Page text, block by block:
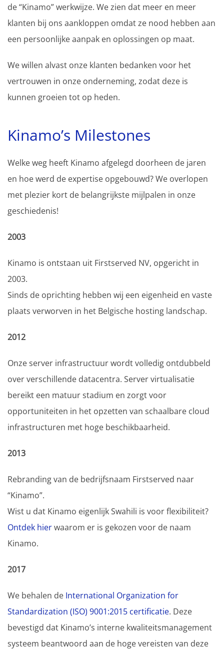
de “Kinamo” werkwijze. We zien dat meer en meer
klanten bij ons aankloppen omdat ze nood hebben aan
een persoonlijke aanpak en oplossingen op maat.
We willen alvast onze klanten bedanken voor het
vertrouwen in onze onderneming, zodat deze is
kunnen groeien tot op heden.
Kinamo’s Milestones
Welke weg heeft Kinamo afgelegd doorheen de jaren
en hoe werd de expertise opgebouwd? We overlopen
met plezier kort de belangrijkste mijlpalen in onze
geschiedenis!
2003
Kinamo is ontstaan uit Firstserved NV, opgericht in
2003.
Sinds de oprichting hebben wij een eigenheid en vaste
plaats verworven in het Belgische hosting landschap.
2012
Onze server infrastructuur wordt volledig ontdubbeld
over verschillende datacentra. Server virtualisatie
bereikt een matuur stadium en zorgt voor
opportuniteiten in het opzetten van schaalbare cloud
infrastructuren met hoge beschikbaarheid.
2013
Rebranding van de bedrijfsnaam Firstserved naar
“Kinamo”.
Wist u dat Kinamo eigenlijk Swahili is voor flexibiliteit?
Ontdek hierwaarom er is gekozen voor de naam
Kinamo.
2017
We behalen de International Organization for
Standardization (ISO) 9001:2015 certificatie. Deze
bevestigd dat Kinamo’s interne kwaliteitsmanagement
systeem beantwoord aan de hoge vereisten van deze